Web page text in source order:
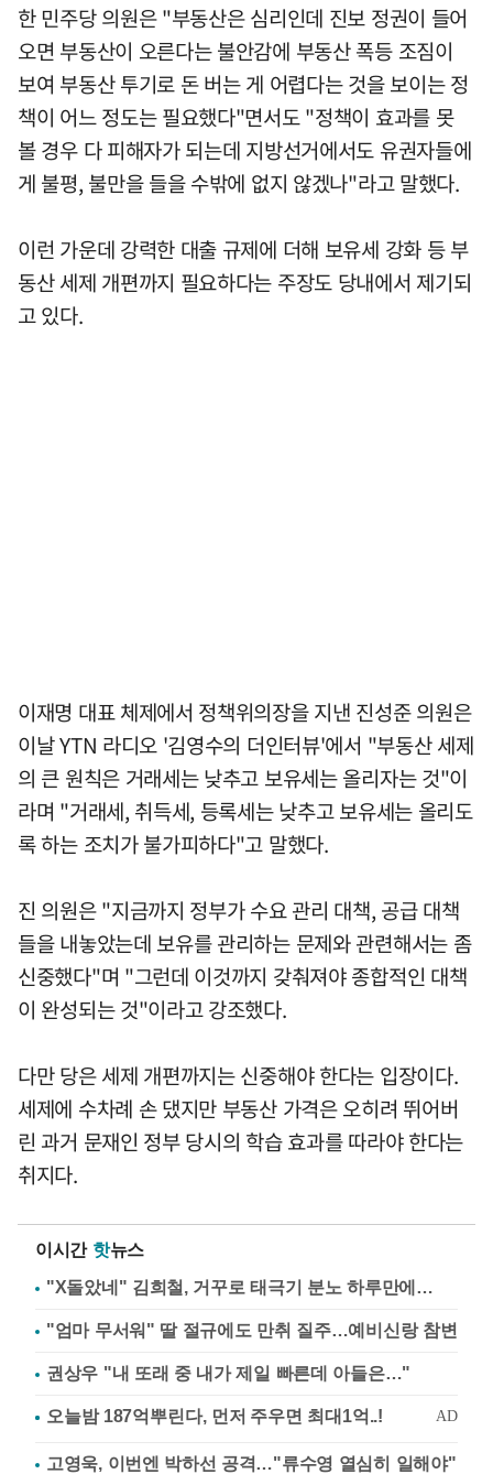
한 민주당 의원은 "부동산은 심리인데 진보 정권이 들어
오면 부동산이 오른다는 불안감에 부동산 폭등 조짐이
보여 부동산 투기로 돈 버는 게 어렵다는 것을 보이는 정
책이 어느 정도는 필요했다"면서도 "정책이 효과를 못
볼 경우 다 피해자가 되는데 지방선거에서도 유권자들에
게 불평, 불만을 들을 수밖에 없지 않겠나"라고 말했다.
이런 가운데 강력한 대출 규제에 더해 보유세 강화 등 부
동산 세제 개편까지 필요하다는 주장도 당내에서 제기되
고 있다.
이재명 대표 체제에서 정책위의장을 지낸 진성준 의원은
이날 YTN 라디오 '김영수의 더인터뷰'에서 "부동산 세제
의 큰 원칙은 거래세는 낮추고 보유세는 올리자는 것"이
라며 "거래세, 취득세, 등록세는 낮추고 보유세는 올리도
록 하는 조치가 불가피하다"고 말했다.
진 의원은 "지금까지 정부가 수요 관리 대책, 공급 대책
들을 내놓았는데 보유를 관리하는 문제와 관련해서는 좀
신중했다"며 "그런데 이것까지 갖춰져야 종합적인 대책
이 완성되는 것"이라고 강조했다.
다만 당은 세제 개편까지는 신중해야 한다는 입장이다.
세제에 수차례 손 댔지만 부동산 가격은 오히려 뛰어버
린 과거 문재인 정부 당시의 학습 효과를 따라야 한다는
취지다.
이시간 핫뉴스
"X돌았네" 김희철, 거꾸로 태극기 분노 하루만에…
"엄마 무서워" 딸 절규에도 만취 질주…예비신랑 참변
권상우 "내 또래 중 내가 제일 빠른데 아들은…"
고영욱, 이번엔 박하선 공격…"류수영 열심히 일해야"